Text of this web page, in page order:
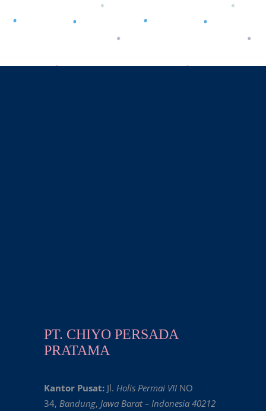
PT. CHIYO PERSADA
PRATAMA
Kantor Pusat: Jl. Holis Permai VII NO
34, Bandung, Jawa Barat – Indonesia 40212